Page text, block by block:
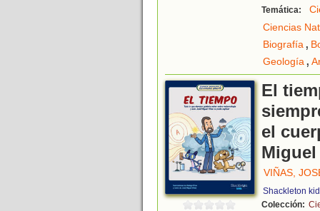
Temática:
Ciencias
Biografía,
Geología,
El
el
VIÑAS,
Shackleton
Colección: